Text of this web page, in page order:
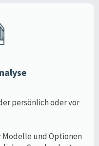
persönlich oder vor
und Optionen